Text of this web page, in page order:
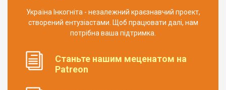
Україна Інкогніта - незалежний краєзнавчий проект,
створений ентузіастами. Щоб працювати далі, нам
потрібна ваша підтримка.
Станьте нашим меценатом на
Patreon